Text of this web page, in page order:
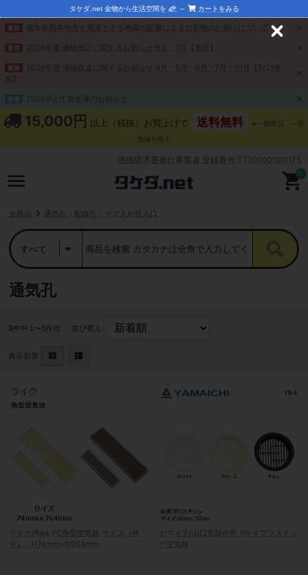
重要 熊本県熊本地方を震源とする地震の影響によるお荷物のお届けについて
重要 2026年度 価格改定に関するお知らせ 6月・7月【更新】
重要
2026年度 価格改定に関するお知らせ 4月・5月・6月・7月・10月【5/21更
新】
新着 2026年2月 新在庫のお知らせ
タケダ.net 金物から生活空間を ～ カートをみる
15,000円 以上（税抜）お買上げで 送料無料
※一部商品、一部
地域を除く
適格請求書発行事業者 登録番号:T7390001001175
0
全商品 通気孔・配線孔・クズ入れ投入口
通気孔
3件中 1〜3件目 並び替え
表示切替
ライク/Rike PC角型空気抜 サイズ（外
寸）：H74mm×W264mm
ヤマイチ/山口安製作所 YN-4 プラスチッ
ク空気抜
C
s